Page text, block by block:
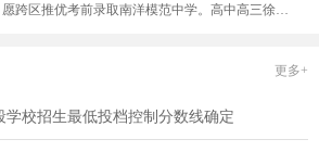
愿跨区推优考前录取南洋模范中学。高中高三徐汇
更多+
学校招生最低投档控制分数线确定